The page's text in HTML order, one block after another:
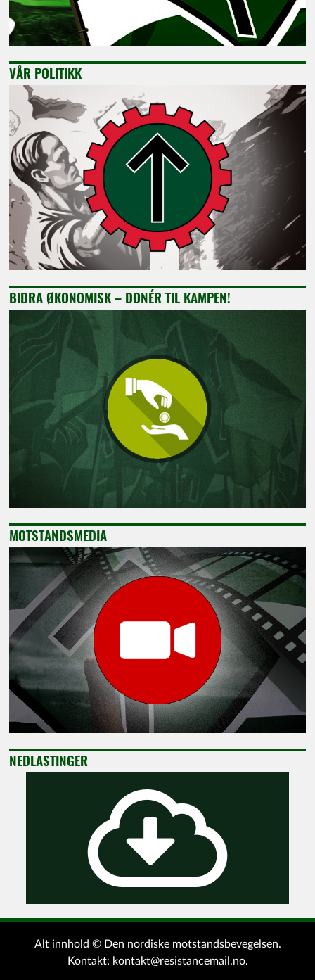
VÅR POLITIKK
BIDRA ØKONOMISK – DONÉR TIL KAMPEN!
MOTSTANDSMEDIA
NEDLASTINGER
Alt innhold © Den nordiske motstandsbevegelsen.
Kontakt: kontakt@resistancemail.no.